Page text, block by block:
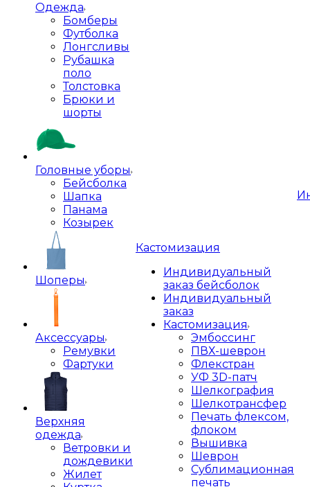
Одежда
Бомберы
Футболка
Лонгсливы
Рубашка
поло
Толстовка
Брюки и
шорты
Головные уборы
Бейсболка
Шапка
Панама
Козырек
Шоперы
Аксессуары
Ремувки
Фартуки
Верхняя
одежда
Ветровки и
дождевики
Жилет
Кастомизация
Индивидуальный
заказ бейсболок
Индивидуальный
заказ
Кастомизация
Эмбоссинг
ПВХ-шеврон
Флекстран
УФ 3D-патч
Шелкография
Шелкотрансфер
Печать флексом,
флоком
Вышивка
Шеврон
Сублимационная
печать